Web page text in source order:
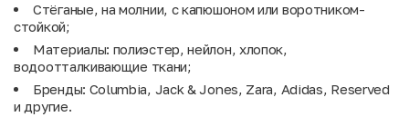
Стёганые, на молнии, с капюшоном или воротником-
стойкой;
Материалы: полиэстер, нейлон, хлопок,
водоотталкивающие ткани;
Бренды: Columbia, Jack & Jones, Zara, Adidas, Reserved
и другие.